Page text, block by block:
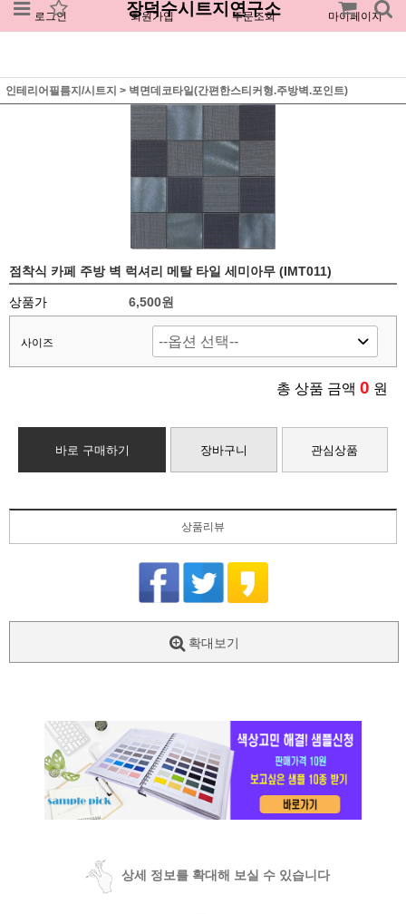
로그인 회원가입 주문조회 마이페이지
장덕수시트지연구소
인테리어필름지/시트지 > 벽면데코타일(간편한스티커형.주방벽.포인트)
점착식 카페 주방 벽 럭셔리 메탈 타일 세미아무 (IMT011)
상품가 6,500원
사이즈
총 상품 금액 0 원
바로 구매하기 장바구니 관심상품
상품리뷰
확대보기
상세 정보를 확대해 보실 수 있습니다